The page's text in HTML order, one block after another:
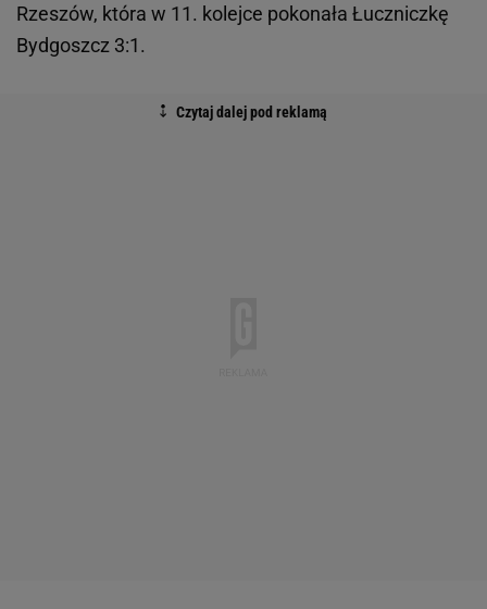
Rzeszów, która w 11. kolejce pokonała Łuczniczkę
Bydgoszcz 3:1.